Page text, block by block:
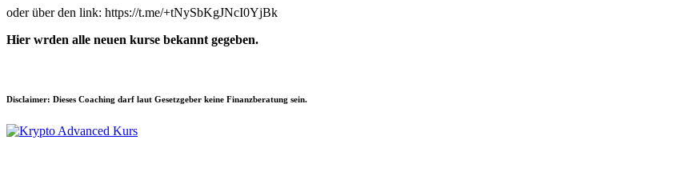
oder über den link: https://t.me/+tNySbKgJNcI0YjBk
Hier wrden alle neuen kurse bekannt gegeben.
Disclaimer: Dieses Coaching darf laut Gesetzgeber keine Finanzberatung sein.